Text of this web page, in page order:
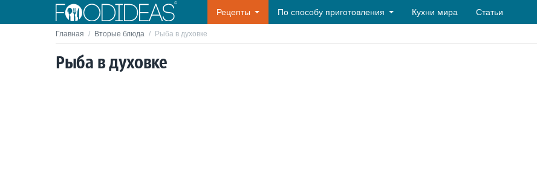
Рецепты По способу приготовления Кухни мира Статьи
Главная / Вторые блюда / Рыба в духовке
Рыба в духовке